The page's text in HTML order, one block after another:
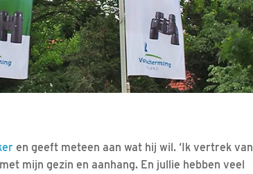
en geeft meteen aan wat hij wil. ‘Ik vertrek van
mijn gezin en aanhang. En jullie hebben veel